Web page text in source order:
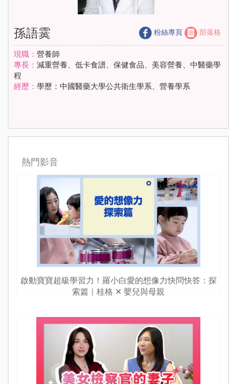
孫語霙 粉絲專頁 部落格
現職： 營養師
專長： 減重營養、低卡食譜、保健食品、美容營養、中醫藥學
程
經歷： 學歷：中國醫藥大學公共衛生學系、營養學系
熱門影音
啟動寶寶超級學習力！羅小白愛的想像力快問快答：探
索篇｜桂格 ✕ 嬰兒與母親